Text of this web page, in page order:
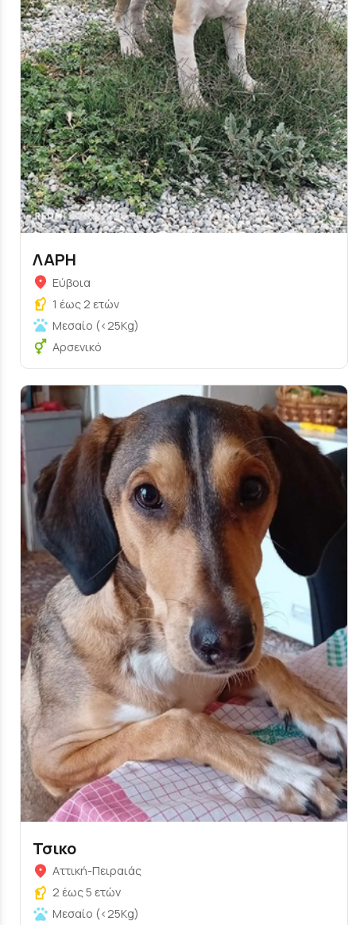
ΛΑΡΗ
Εύβοια
1 έως 2 ετών
Μεσαίο (<25Kg)
Αρσενικό
Τσικο
Αττική-Πειραιάς
2 έως 5 ετών
Μεσαίο (<25Kg)